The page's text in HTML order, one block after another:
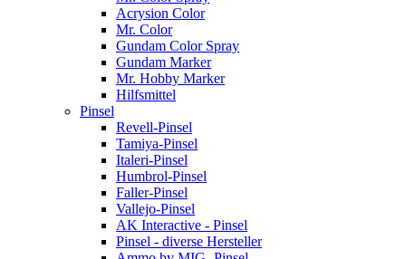
Acrysion Color
Mr. Color
Gundam Color Spray
Gundam Marker
Mr. Hobby Marker
Hilfsmittel
Pinsel
Revell-Pinsel
Tamiya-Pinsel
Italeri-Pinsel
Humbrol-Pinsel
Faller-Pinsel
Vallejo-Pinsel
AK Interactive - Pinsel
Pinsel - diverse Hersteller